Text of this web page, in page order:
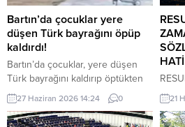
Bartın’da çocuklar yere
düşen Türk bayrağını öpüp
kaldırdı!
Bartın’da çocuklar, yere düşen
Türk bayrağını kaldırıp öptükten
sonra gelen itfaiye ekiplerinin de
yardımıyla göndere çekti. O anlar
cep telefonu kamerası tarafından
27 Haziran 2026 14:24 0 21